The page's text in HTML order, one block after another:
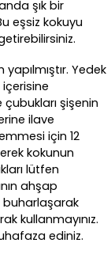
şık bir
eşsiz kokuyu
Yedek
içerisine
şişenin
ilave
için 12
kokunun
lütfen
ahşap
buharlaşarak
kullanmayınız.
ediniz.